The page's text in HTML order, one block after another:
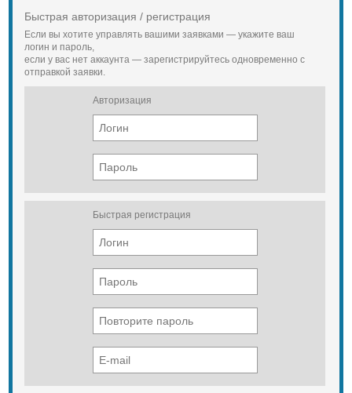
Быстрая авторизация / регистрация
Если вы хотите управлять вашими заявками — укажите ваш
логин и пароль,
если у вас нет аккаунта — зарегистрируйтесь одновременно с
отправкой заявки.
Авторизация
Быстрая регистрация